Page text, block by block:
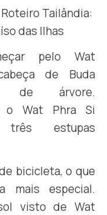
pelo Wat
de Buda
de árvore.
o Wat Phra Si
estupas
bicicleta, o que
mais especial.
visto de Wat